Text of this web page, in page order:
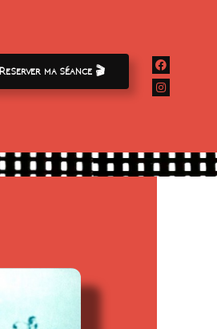
Reserver ma séance 🎬